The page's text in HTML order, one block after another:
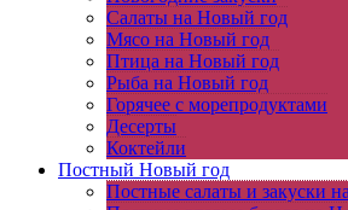
Салаты на Новый год
Мясо на Новый год
Птица на Новый год
Рыба на Новый год
Горячее с морепродуктами
Десерты
Коктейли
Постный Новый год
Постные салаты и закуски